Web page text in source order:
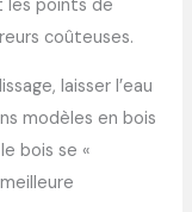
les points de
coûteuses.
laisser l’eau
modèles en bois
bois se «